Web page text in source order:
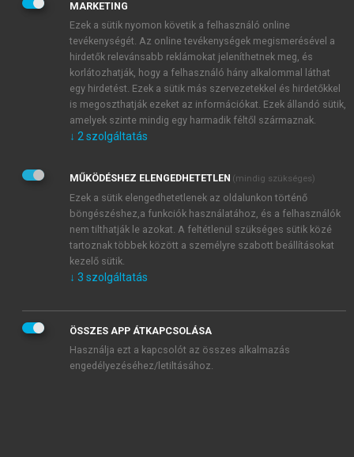
JELSZÓ ÚJRA
Kérek értesítést a MeRSZ újdonságairól, akcióiról.
Kérek értesítést az Akadémiai Kiadó Zrt. újdonságairól,
Adatkezelési tájékoztatóbanfoglaltakat tudomásul
veszem és elfogadom.
Általános vásárlási feltételeket, valamint a szotar.netés a
mersz.huoldalak licencszerződéseiben foglaltakat
tudomásul veszem és elfogadom.
KIPRÓBÁLOM
MARKETING
Ezek a sütik nyomon követik a felhasználó online
tevékenységét. Az online tevékenységek megismerésével a
hirdetők relevánsabb reklámokat jeleníthetnek meg, és
korlátozhatják, hogy a felhasználó hány alkalommal láthat
egy hirdetést. Ezek a sütik más szervezetekkel és hirdetőkkel
is megoszthatják ezeket az információkat. Ezek állandó sütik,
amelyek szinte mindig egy harmadik féltől származnak.
↓ 2 szolgáltatás
MŰKÖDÉSHEZ ELENGEDHETETLEN (mindig szükséges)
Ezek a sütik elengedhetetlenek az oldalunkon történő
böngészéshez,a funkciók használatához, és a felhasználók
nem tilthatják le azokat. A feltétlenül szükséges sütik közé
tartoznak többek között a személyre szabott beállításokat
kezelő sütik.
↓ 3 szolgáltatás
ÖSSZES APP ÁTKAPCSOLÁSA
Használja ezt a kapcsolót az összes alkalmazás
engedélyezéséhez/letiltásához.